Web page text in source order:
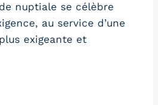
nuptiale se célèbre
au service d’une
exigeante et